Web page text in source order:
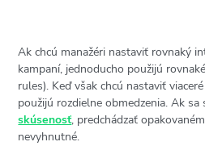
Ak chcú manažéri nastaviť rovnaký
kampaní, jednoducho použijú
rules). Keď však chcú nastaviť
použijú rozdielne obmedzenia. Ak
skúsenosť, predchádzať
nevyhnutné.